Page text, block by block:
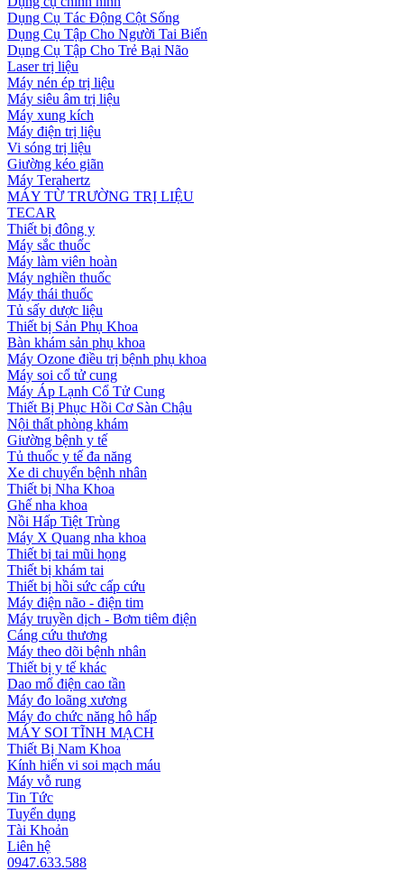
Dụng Cụ Tác Động Cột Sống
Dụng Cụ Tập Cho Người Tai Biến
Dụng Cụ Tập Cho Trẻ Bại Não
Laser trị liệu
Máy nén ép trị liệu
Máy siêu âm trị liệu
Máy xung kích
Máy điện trị liệu
Vi sóng trị liệu
Giường kéo giãn
Máy Terahertz
MÁY TỪ TRƯỜNG TRỊ LIỆU
TECAR
Thiết bị đông y
Máy sắc thuốc
Máy làm viên hoàn
Máy nghiền thuốc
Máy thái thuốc
Tủ sấy dược liệu
Thiết bị Sản Phụ Khoa
Bàn khám sản phụ khoa
Máy Ozone điều trị bệnh phụ khoa
Máy soi cổ tử cung
Máy Áp Lạnh Cổ Tử Cung
Thiết Bị Phục Hồi Cơ Sàn Chậu
Nội thất phòng khám
Giường bệnh y tế
Tủ thuốc y tế đa năng
Xe di chuyển bệnh nhân
Thiết bị Nha Khoa
Ghế nha khoa
Nồi Hấp Tiệt Trùng
Máy X Quang nha khoa
Thiết bị tai mũi họng
Thiết bị khám tai
Thiết bị hồi sức cấp cứu
Máy điện não - điện tim
Máy truyền dịch - Bơm tiêm điện
Cáng cứu thương
Máy theo dõi bệnh nhân
Thiết bị y tế khác
Dao mổ điện cao tần
Máy đo loãng xương
Máy đo chức năng hô hấp
MÁY SOI TĨNH MẠCH
Thiết Bị Nam Khoa
Kính hiển vi soi mạch máu
Máy vỗ rung
Tin Tức
Tuyển dụng
Tài Khoản
Liên hệ
0947.633.588